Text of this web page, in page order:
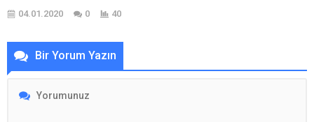
04.01.2020 0 40
Bir Yorum Yazın